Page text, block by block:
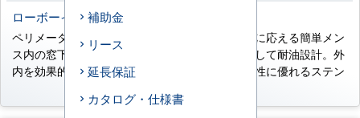
ローボーイ埋込タイプ
ペリメーター空調用。オフィ
ス内の窓下などに設置し、室
内を効果的に空調。
プロユースに応える簡単メン
テナンスそして耐油設計。外
装材は耐久性に優れるステン
補助金
リース
延長保証
カタログ・仕様書